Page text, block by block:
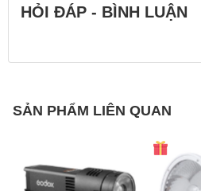
HỎI ĐÁP - BÌNH LUẬN
SẢN PHẨM LIÊN QUAN